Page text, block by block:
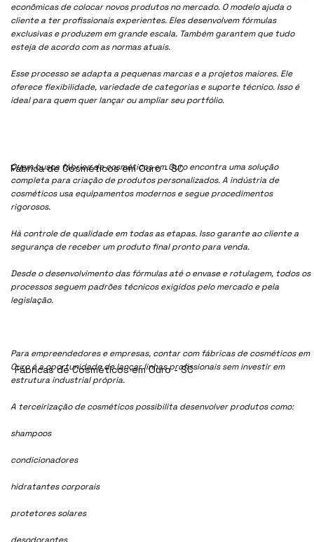
econômicas de colocar novos produtos no mercado. O modelo ajuda o
cliente a ter profissionais experientes. Eles desenvolvem fórmulas
exclusivas e produzem em grande escala. Também garantem que tudo
esteja de acordo com as normas atuais.
Esse processo se adapta a pequenas marcas e a projetos maiores. Ele
oferece flexibilidade, variedade de categorias e suporte técnico. Isso é
ideal para quem quer lançar ou ampliar seu portfólio.
Quem busca fábrica de cosméticos em Ouro encontra uma solução
completa para criação de produtos personalizados. A indústria de
cosméticos usa equipamentos modernos e segue procedimentos
rigorosos.
Há controle de qualidade em todas as etapas. Isso garante ao cliente a
segurança de receber um produto final pronto para venda.
Desde o desenvolvimento das fórmulas até o envase e rotulagem, todos os
processos seguem padrões técnicos exigidos pelo mercado e pela
legislação.
Para empreendedores e empresas, contar com fábricas de cosméticos em
Ouro é a oportunidade de lançar linhas profissionais sem investir em
estrutura industrial própria.
A terceirização de cosméticos possibilita desenvolver produtos como:
shampoos
condicionadores
hidratantes corporais
protetores solares
Fábrica de Cosméticos em Ouro - SC
Fábricas de Cosméticos em Ouro - SC